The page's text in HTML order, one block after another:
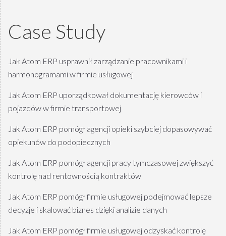
Case Study
Jak Atom ERP usprawnił zarządzanie pracownikami i
harmonogramami w firmie usługowej
Jak Atom ERP uporządkował dokumentację kierowców i
pojazdów w firmie transportowej
Jak Atom ERP pomógł agencji opieki szybciej dopasowywać
opiekunów do podopiecznych
Jak Atom ERP pomógł agencji pracy tymczasowej zwiększyć
kontrolę nad rentownością kontraktów
Jak Atom ERP pomógł firmie usługowej podejmować lepsze
decyzje i skalować biznes dzięki analizie danych
Jak Atom ERP pomógł firmie usługowej odzyskać kontrolę